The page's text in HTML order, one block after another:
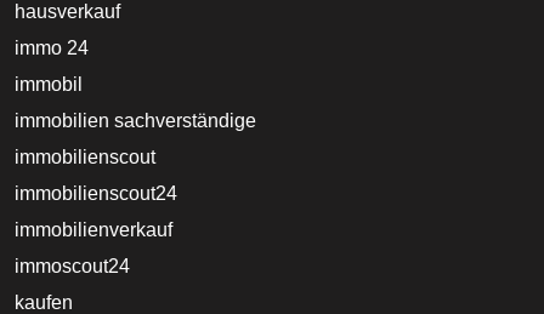
hausverkauf
immo 24
immobil
immobilien sachverständige
immobilienscout
immobilienscout24
immobilienverkauf
immoscout24
kaufen